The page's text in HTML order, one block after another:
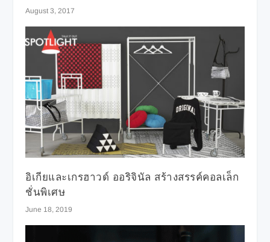
August 3, 2017
อิเกียและเกรฮาวด์ ออริจินัล สร้างสรรค์คอลเล็ก
ชั่นพิเศษ
June 18, 2019